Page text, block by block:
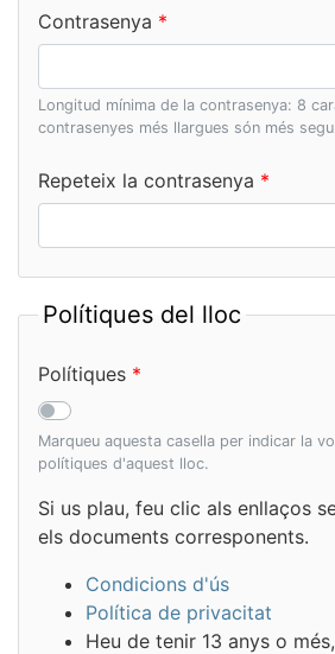
Contrasenya
Longitud mínima de la contrasenya: 8
contrasenyes més llargues són més
Repeteix la contrasenya
Polítiques del lloc
Polítiques
Marqueu aquesta casella per indicar la
polítiques d'aquest lloc.
Si us plau, feu clic als enllaços
els documents corresponents.
Condicions d'ús
Política de privacitat
Heu de tenir 13 anys o